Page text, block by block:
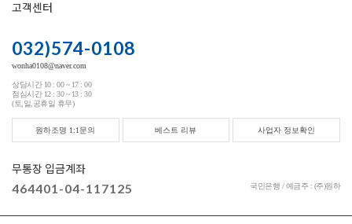
고객센터
032)574-0108
wonha0108@naver.com
상담시간 10 : 00 ~ 17 : 00
점심시간 12 : 30 ~ 13 : 30
(토,일,공휴일 휴무)
원하조명 1:1문의 베스트 리뷰 사업자 정보확인
무통장 입금계좌
464401-04-117125 국민은행 / 예금주 : (주)원하